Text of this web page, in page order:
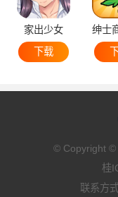
家出少女
下载
© Copyright ©
桂
联系方